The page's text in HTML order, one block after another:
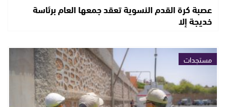
عصبة كرة القدم النسوية تعقد جمعها العام برئاسة
خديجة إلا
مستجدات